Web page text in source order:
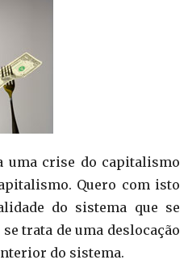
uma crise do capitalismo
Quero com isto
do sistema que se
trata de uma deslocação
do sistema.